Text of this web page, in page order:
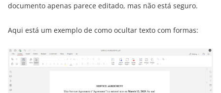
documento apenas parece editado, mas não está seguro.
Aqui está um exemplo de como ocultar texto com formas: